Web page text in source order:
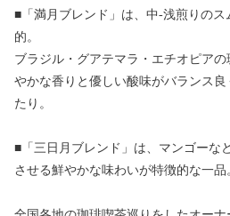
■「満月ブレンド」は、中-浅煎りの
的。
ブラジル・グアテマラ・エチオピア
やかな香りと優しい酸味がバランス
たり。
■「三日月ブレンド」は、マンゴーな
させる鮮やかな味わいが特徴的な一品